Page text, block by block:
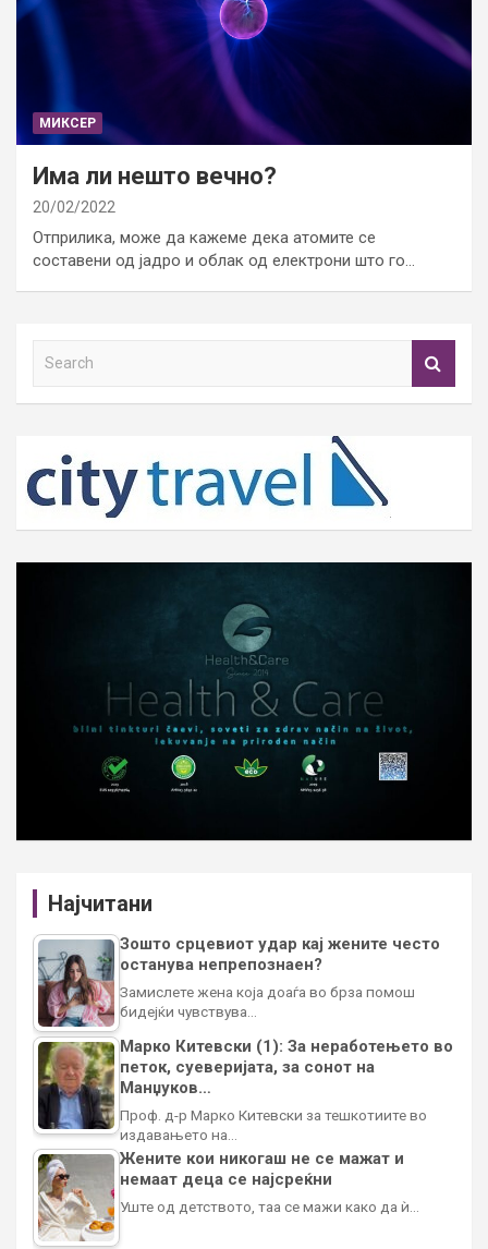
МИКСЕР
Има ли нешто вечно?
20/02/2022
Отприлика, може да кажеме дека атомите се
составени од јадро и облак од електрони што го…
h
Најчитани
Зошто срцевиот удар кај жените често
останува непрепознаен?
Замислете жена која доаѓа во брза помош
бидејќи чувствува…
Марко Китевски (1): За неработењето во
петок, суеверијата, за сонот на
Манџуков…
Проф. д-р Марко Китевски за тешкотиите во
издавањето на…
Жените кои никогаш не се мажат и
немаат деца се најсреќни
Уште од детството, таа се мажи како да ѝ…